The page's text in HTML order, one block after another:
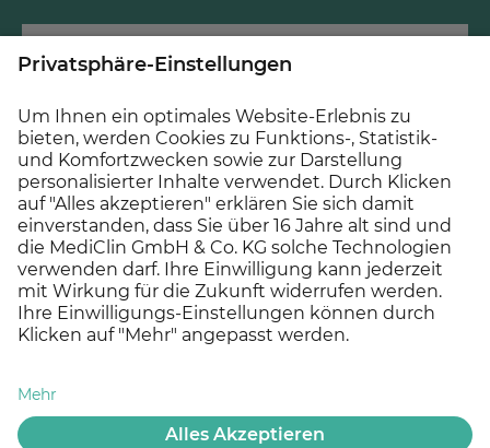
© 2026 MEDICLIN AG, Offenburg - Ein Unternehmen der
Asklepios Gruppe
Datenschutz